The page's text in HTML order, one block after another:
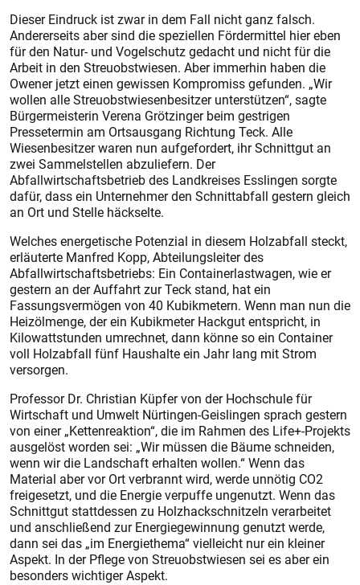
Dieser Eindruck ist zwar in dem Fall nicht ganz falsch.
Andererseits aber sind die speziellen Fördermittel hier eben
für den Natur- und Vogelschutz gedacht und nicht für die
Arbeit in den Streuobstwiesen. Aber immerhin haben die
Owener jetzt einen gewissen Kompromiss gefunden. „Wir
wollen alle Streuobstwiesenbesitzer unterstützen“, sagte
Bürgermeisterin Verena Grötzinger beim gestrigen
Pressetermin am Ortsausgang Richtung Teck. Alle
Wiesenbesitzer waren nun aufgefordert, ihr Schnittgut an
zwei Sammelstellen abzuliefern. Der
Abfallwirtschaftsbetrieb des Landkreises Esslingen sorgte
dafür, dass ein Unternehmer den Schnittabfall gestern gleich
an Ort und Stelle häckselte.
Welches energetische Potenzial in diesem Holzabfall steckt,
erläuterte Manfred Kopp, Abteilungsleiter des
Abfallwirtschaftsbetriebs: Ein Containerlastwagen, wie er
gestern an der Auffahrt zur Teck stand, hat ein
Fassungsvermögen von 40 Kubikmetern. Wenn man nun die
Heizölmenge, der ein Kubikmeter Hackgut entspricht, in
Kilowattstunden umrechnet, dann könne so ein Container
voll Holzabfall fünf Haushalte ein Jahr lang mit Strom
versorgen.
Professor Dr. Christian Küpfer von der Hochschule für
Wirtschaft und Umwelt Nürtingen-Geislingen sprach gestern
von einer „Kettenreaktion“, die im Rahmen des Life+-Projekts
ausgelöst worden sei: „Wir müssen die Bäume schneiden,
wenn wir die Landschaft erhalten wollen.“ Wenn das
Material aber vor Ort verbrannt wird, werde unnötig CO2
freigesetzt, und die Energie verpuffe ungenutzt. Wenn das
Schnittgut stattdessen zu Holzhackschnitzeln verarbeitet
und anschließend zur Energiegewinnung genutzt werde,
dann sei das „im Ener­giethema“ vielleicht nur ein kleiner
Aspekt. In der Pflege von Streuobstwiesen sei es aber ein
besonders wichtiger Aspekt.